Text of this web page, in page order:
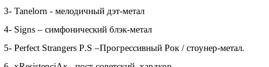
3- Tanelorn - мелодичный дэт-метал
4- Signs – симфонический блэк-метал
5- Perfect Strangers P.S –Прогрессивный Рок / стоунер-метал.